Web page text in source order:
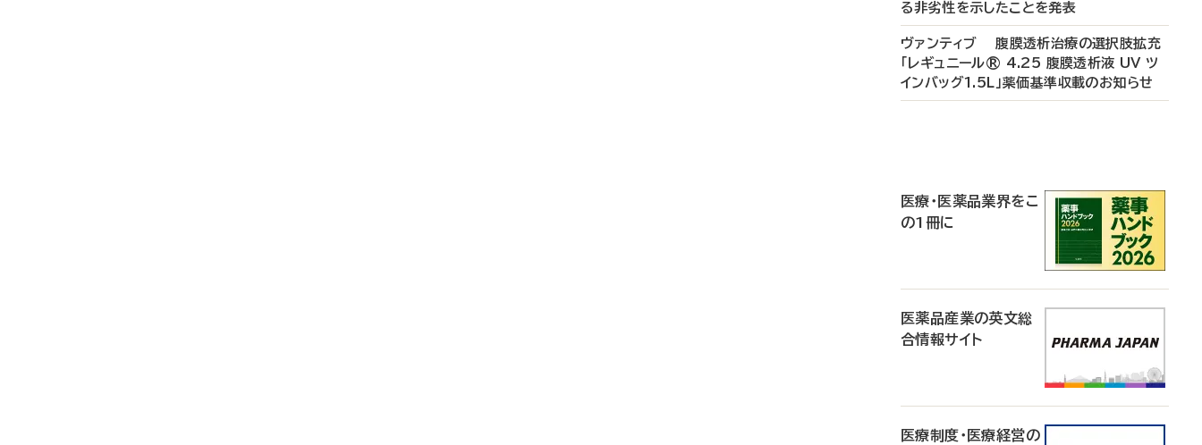
る非劣性を示したことを発表
ヴァンティブ 腹膜透析治療の選択肢拡充
「レギュニール® 4.25 腹膜透析液 UV ツ
インバッグ1.5L」薬価基準収載のお知らせ
医療・医薬品業界をこ
の1冊に
医薬品産業の英文総
合情報サイト
医療制度・医療経営の